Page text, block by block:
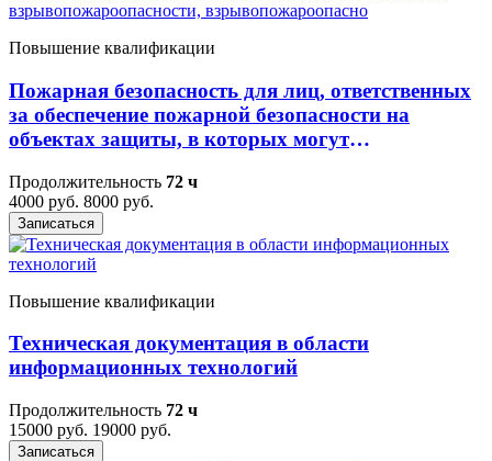
Повышение квалификации
Пожарная безопасность для лиц, ответственных
за обеспечение пожарной безопасности на
объектах защиты, в которых могут
объектах защиты, отнесенных к категориям
повышенной взрывопожароопасности,
взрывопожароопасно
Продолжительность 72 ч
4000 руб. 8000 руб.
Записаться
Повышение квалификации
Техническая документация в области
информационных технологий
Продолжительность 72 ч
15000 руб. 19000 руб.
Записаться